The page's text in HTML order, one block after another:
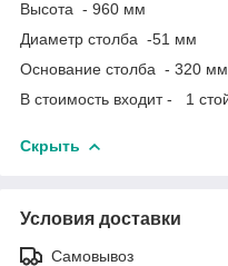
Высота - 960 мм
Диаметр столба -51 мм
Основание столба - 320 мм
В стоимость входит - 1
Скрыть
Условия доставки
Самовывоз